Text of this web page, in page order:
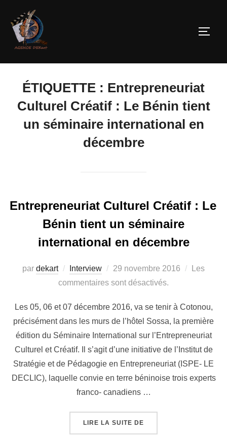
ÉTIQUETTE : Entrepreneuriat
Culturel Créatif : Le Bénin tient
un séminaire international en
décembre
Entrepreneuriat Culturel Créatif : Le
Bénin tient un séminaire
international en décembre
par dekart Interview 29 novembre 2016
Les
commentaires sont désactivés.
Les 05, 06 et 07 décembre 2016, va se tenir à Cotonou,
précisément dans les murs de l’hôtel Sossa, la première
édition du Séminaire International sur l’Entrepreneuriat
Culturel et Créatif. Il s’agit d’une initiative de l’Institut de
Stratégie et de Pédagogie en Entrepreneuriat (ISPE- LE
DECLIC), laquelle convie en terre béninoise trois experts
franco- canadiens …
LIRE LA SUITE DE